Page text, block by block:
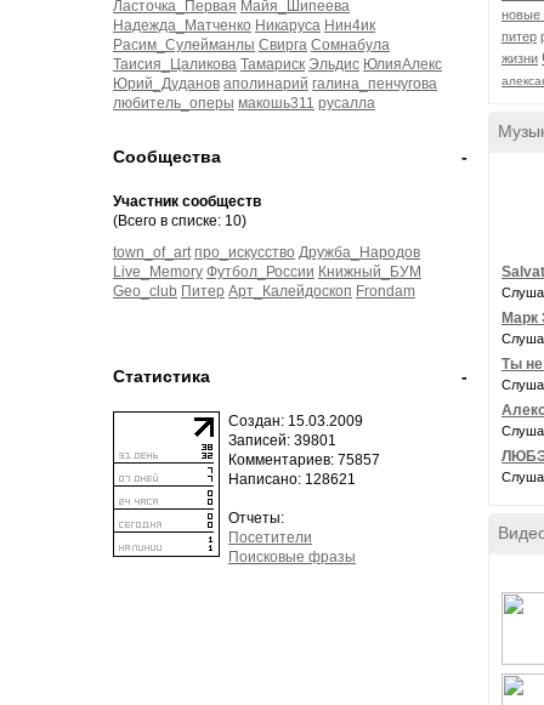
Ласточка_Первая Майя_Шипеева
Надежда_Матченко Никаруса Нин4ик
Расим_Сулейманлы Свирга Сомнабула
Таисия_Цаликова Тамариск Эльдис ЮлияАлекс
Юрий_Дуданов аполинарий галина_пенчугова
любитель_оперы макошь311 русалла
-
Сообщества
Участник сообществ
(Всего в списке: 10)
town_of_art про_искусство Дружба_Народов
Live_Memory Футбол_России Книжный_БУМ
Geo_club Питер Арт_Калейдоскоп Frondam
-
Статистика
Создан: 15.03.2009
Записей: 39801
Комментариев: 75857
Написано: 128621
Отчеты:
Посетители
Поисковые фразы
новые
питер
жизни
Марк
Ты не